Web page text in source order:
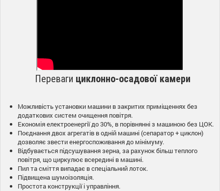
Переваги циклонно-осадової камери
Можливість установки машини в закритих приміщеннях без
додаткових систем очищення повітря.
Економія електроенергії до 30%, в порівнянні з машиною без ЦОК.
Поєднання двох агрегатів в одній машині (сепаратор + циклон)
дозволяє звести енергоспоживання до мінімуму.
Відбувається підсушування зерна, за рахунок більш теплого
повітря, що циркулює всередині в машині.
Пил та сміття випадає в спеціальний лоток.
Підвищена шумоізоляція.
Простота конструкції і управління.